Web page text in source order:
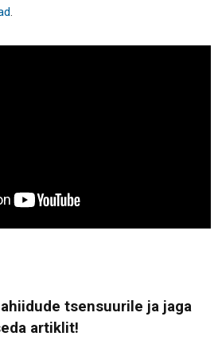
.
tsensuurile ja jaga
artiklit!